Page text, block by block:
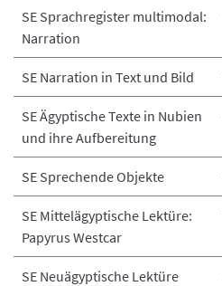
SE Sprachregister multimodal:
Narration
SE Narration in Text und Bild
SE Ägyptische Texte in Nubien
und ihre Aufbereitung
SE Sprechende Objekte
SE Mittelägyptische Lektüre:
Papyrus Westcar
SE Neuägyptische Lektüre